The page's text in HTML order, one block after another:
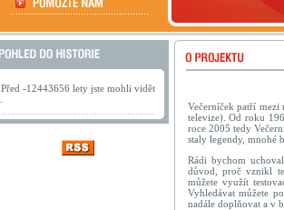
Před -12443656 lety jste mohli vidět
Večerníček patří mezi
televize). Od roku
roce 2005 tedy
staly legendy, mnohé
Rádi bychom
důvod, proč vznikl
můžete využít
Vyhledávat můžete
nadále doplňovat a v